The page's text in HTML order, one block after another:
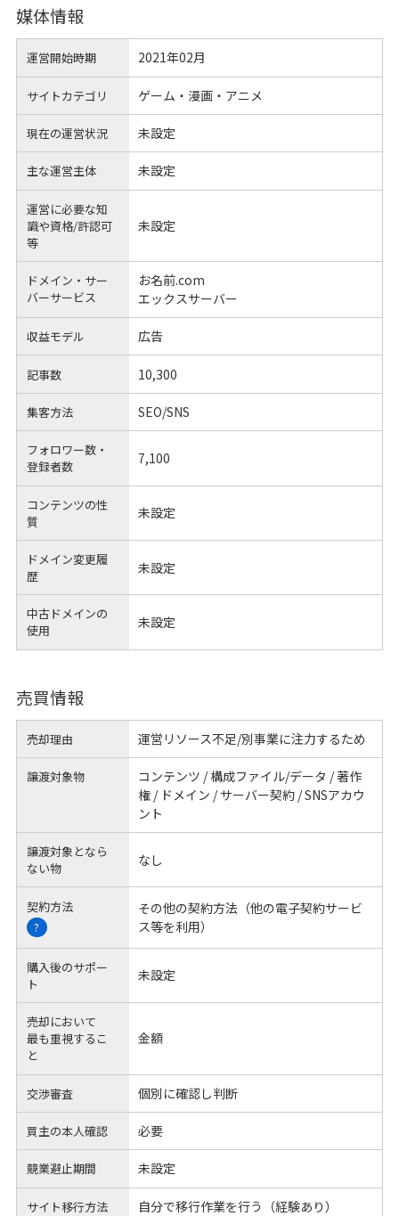
媒体情報
運営開始時期 2021年02月
サイトカテゴリ ゲーム・漫画・アニメ
現在の運営状況 未設定
主な運営主体 未設定
運営に必要な知
識や資格/許認可
等
未設定
ドメイン・サー
バーサービス
お名前.com
エックスサーバー
収益モデル 広告
記事数 10,300
集客方法 SEO/SNS
フォロワー数・
登録者数
7,100
コンテンツの性
質
未設定
ドメイン変更履
歴
未設定
中古ドメインの
使用
未設定
売買情報
売却理由 運営リソース不足/別事業に注力するため
譲渡対象物
コンテンツ / 構成ファイル/データ / 著作
権 / ドメイン / サーバー契約 / SNSアカウ
ント
譲渡対象となら
ない物
なし
契約方法
?
その他の契約方法（他の電子契約サービ
ス等を利用）
購入後のサポー
ト
未設定
売却において
最も重視するこ
と
金額
交渉審査 個別に確認し判断
買主の本人確認 必要
競業避止期間 未設定
サイト移行方法 自分で移行作業を行う（経験あり）